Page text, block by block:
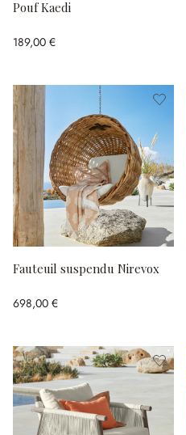
Pouf Kaedi
189,00 €
Fauteuil suspendu Nirevox
698,00 €